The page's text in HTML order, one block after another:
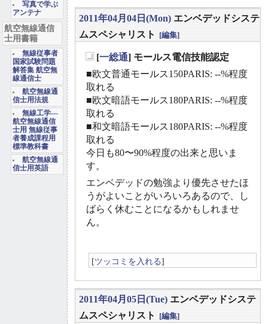
2011年04月04日(Mon) エンベデッドシステ
ムスペシャリスト
[編集]
[一総通] モールス電信技能認定
■欧文普通モールス150PARIS: --%程度
取れる
■欧文暗語モールス180PARIS: --%程度
取れる
■和文暗語モールス180PARIS: --%程度
取れる
今日も80〜90%程度の出来と思いま
す。
エンベデッドの勉強より優先させたほ
うがよいことがいろいろあるので、し
ばらく休むことになるかもしれませ
ん。
[ツッコミを入れる]
2011年04月05日(Tue) エンベデッドシステ
ムスペシャリスト
[編集]
写真で学ぶ
アンテナ
航空無線通信
士用書籍
無線従事者
国家試験問題
解答集 航空無
線通信士
航空無線通
信士用法規
無線工学―
航空無線通信
士用 無線従事
者養成課程用
標準教科書
航空無線通
信士用英語